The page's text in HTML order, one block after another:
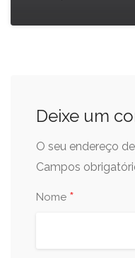
Deixe um
O seu endereço
Campos
Nome *